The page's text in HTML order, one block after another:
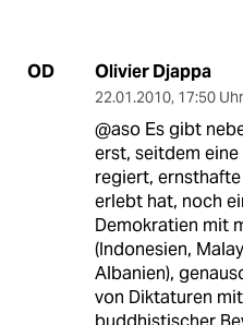
OD Olivier Djappa
22.01.2010, 17:50 Uhr
@aso Es gibt
erst, seitdem
regiert,
erlebt hat, noch
Demokratien mit
(Indonesien,
Albanien),
von Diktaturen